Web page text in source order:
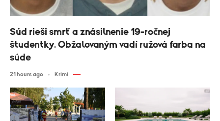
Súd rieši smrť a znásilnenie 19-ročnej
študentky. Obžalovaným vadí ružová farba na
súde
21 hours ago Krimi